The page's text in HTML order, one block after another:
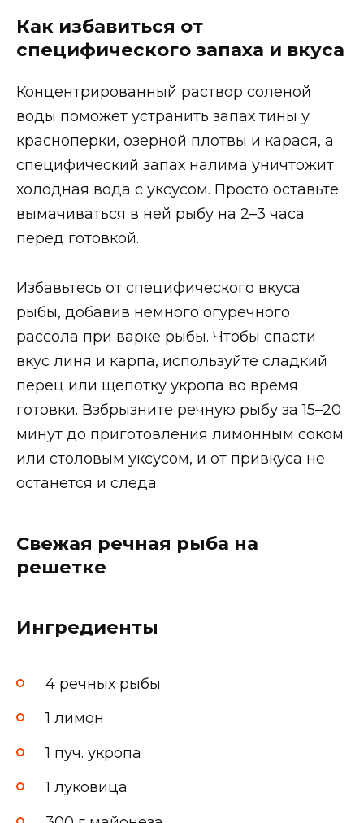
Как избавиться от
специфического запаха и вкуса
Концентрированный раствор соленой
воды поможет устранить запах тины у
красноперки, озерной плотвы и карася, а
специфический запах налима уничтожит
холодная вода с уксусом. Просто оставьте
вымачиваться в ней рыбу на 2–3 часа
перед готовкой.
Избавьтесь от специфического вкуса
рыбы, добавив немного огуречного
рассола при варке рыбы. Чтобы спасти
вкус линя и карпа, используйте сладкий
перец или щепотку укропа во время
готовки. Взбрызните речную рыбу за 15–20
минут до приготовления лимонным соком
или столовым уксусом, и от привкуса не
останется и следа.
Свежая речная рыба на
решетке
Ингредиенты
4 речных рыбы
1 лимон
1 пуч. укропа
1 луковица